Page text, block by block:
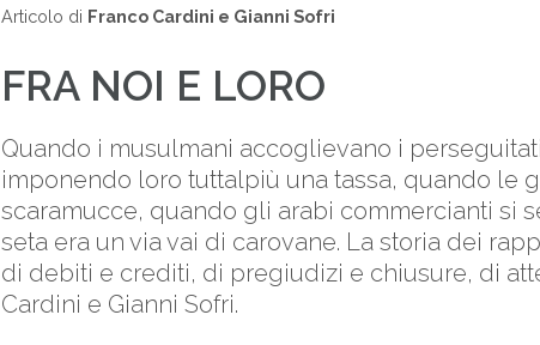
Articolo di Franco Cardini e Gianni Sofri
FRA NOI E LORO
Quando i musulmani accoglievano i
imponendo loro tuttalpiù una tassa, quando le
scaramucce, quando gli arabi commercianti si
seta era un via vai di carovane. La storia dei
di debiti e crediti, di pregiudizi e chiusure, di
Cardini e Gianni Sofri.